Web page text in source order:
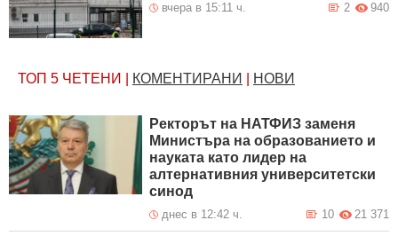
вчера в 15:11 ч. 940
2
ТОП 5 ЧЕТЕНИ КОМЕНТИРАНИ НОВИ
Ректорът на НАТФИЗ заменя
Министъра на образованието и
науката като лидер на
алтернативния университетски
синод
днес в 12:42 ч. 21 371
10